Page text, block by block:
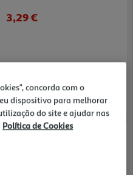
3,29 €
concorda com o
dispositivo para melhorar
do site e ajudar nas
Política de Cookies